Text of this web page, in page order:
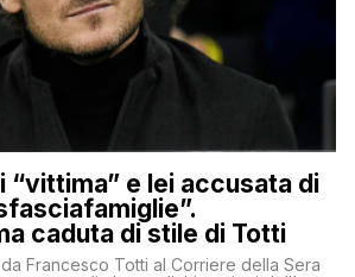
“vittima” e lei accusata di
caduta di stile di Totti
da Francesco Totti al Corriere della Sera